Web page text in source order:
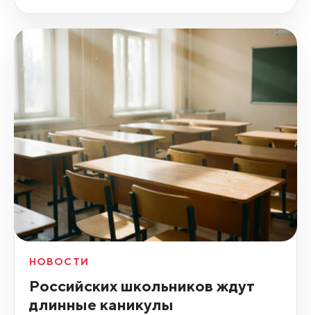
НОВОСТИ
Российских школьников ждут
длинные каникулы